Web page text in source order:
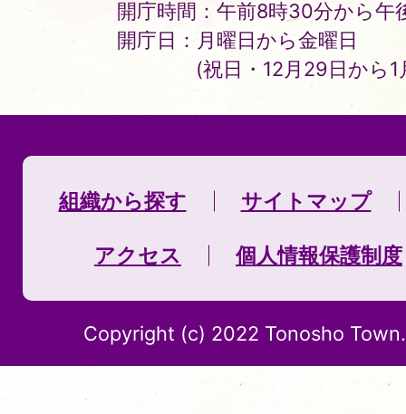
開庁時間：午前8時30分から午
開庁日：月曜日から金曜日
(祝日・12月29日から
組織から探す サイトマップ
アクセス 個人情報保護制度
Copyright (c) 2022 Tonosho